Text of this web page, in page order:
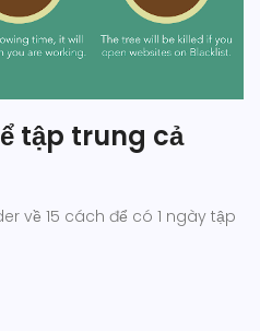
tập trung cả
về 15 cách để có 1 ngày tập